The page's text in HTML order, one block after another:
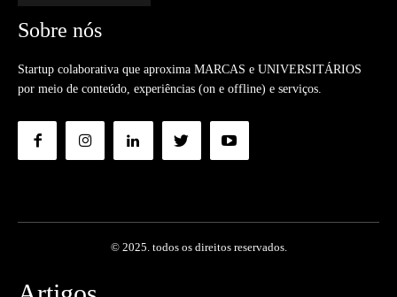
Sobre nós
Startup colaborativa que aproxima MARCAS e UNIVERSITÁRIOS
por meio de conteúdo, experiências (on e offline) e serviços.
© 2025. todos os direitos reservados.